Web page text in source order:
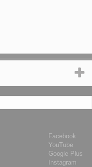
Facebook
YouTube
Google Plus
Instagram